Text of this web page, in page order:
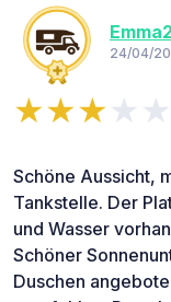
24/04/
Schöne Aussicht,
Tankstelle. Der
und Wasser
Schöner
Duschen